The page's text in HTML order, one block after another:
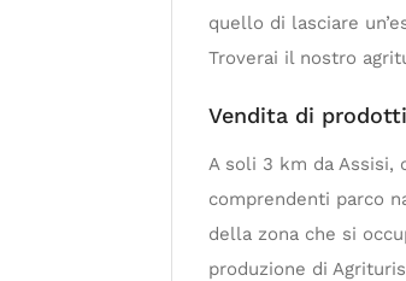
quello di lasciare
Troverai il nostro
Vendita di
A soli 3 km da Assisi,
comprendenti parco
della zona che si
produzione di